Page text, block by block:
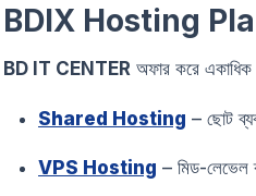
BDIX Hosting
BD IT CENTER অফার করে একাধিক
Shared Hosting – ছোট
VPS Hosting – মিড-লেভেল